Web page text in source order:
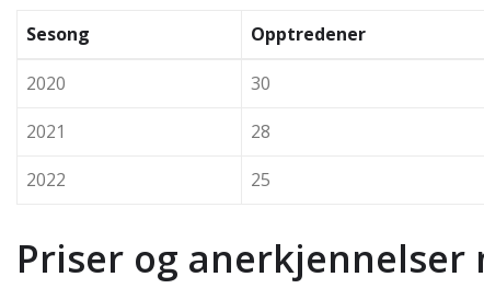
Sesong Opptredener
2020 30
2021
28
2022
25
Priser og